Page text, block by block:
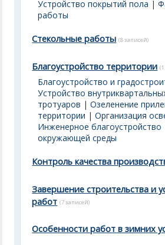
Устройство покрытий пола |
работы
Стекольные работы (8 записей)
Благоустройство территории
Благоустройство и
Устройство
тротуаров |Озеленение
территории |Организация
Инженерное благоустройство
окружающей среды
Контроль качества
Завершение строительства и
работ (7 записей)
Особенности работ в зимних